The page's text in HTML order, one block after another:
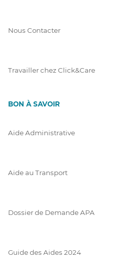
Nous Contacter
Travailler chez Click&Care
BON À SAVOIR
Aide Administrative
Aide au Transport
Dossier de Demande APA
Guide des Aides 2024